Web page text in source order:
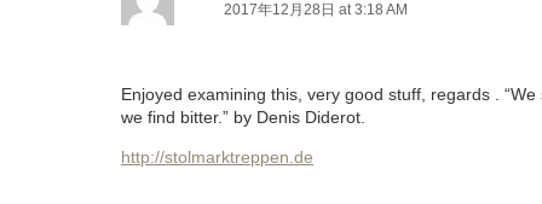
2017年12月28日 at 3:18 AM
Enjoyed examining this, very good stuff, regards .
we find bitter.” by Denis Diderot.
http://stolmarktreppen.de